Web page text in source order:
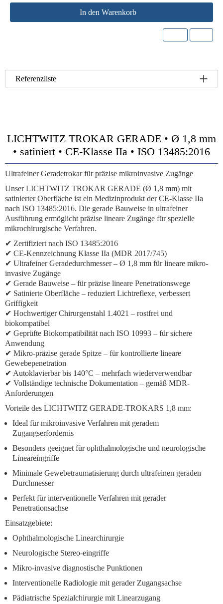
In den Warenkorb
Referenzliste
LICHTWITZ TROKAR GERADE • Ø 1,8 mm
• satiniert • CE-Klasse IIa • ISO 13485:2016
Ultrafeiner Geradetrokar für präzise mikroinvasive Zugänge
Unser LICHTWITZ TROKAR GERADE (Ø 1,8 mm) mit
satinierter Oberfläche ist ein Medizinprodukt der CE-Klasse IIa
nach ISO 13485:2016. Die gerade Bauweise in ultrafeiner
Ausführung ermöglicht präzise lineare Zugänge für spezielle
mikrochirurgische Verfahren.
✔ Zertifiziert nach ISO 13485:2016
✔ CE-Kennzeichnung Klasse IIa (MDR 2017/745)
✔ Ultrafeiner Geradedurchmesser – Ø 1,8 mm für lineare mikro-
invasive Zugänge
✔ Gerade Bauweise – für präzise lineare Penetrationswege
✔ Satinierte Oberfläche – reduziert Lichtreflexe, verbessert
Griffigkeit
✔ Hochwertiger Chirurgenstahl 1.4021 – rostfrei und
biokompatibel
✔ Geprüfte Biokompatibilität nach ISO 10993 – für sichere
Anwendung
✔ Mikro-präzise gerade Spitze – für kontrollierte lineare
Gewebepenetration
✔ Autoklavierbar bis 140°C – mehrfach wiederverwendbar
✔ Vollständige technische Dokumentation – gemäß MDR-
Anforderungen
Vorteile des LICHTWITZ GERADE-TROKARS 1,8 mm:
Ideal für mikroinvasive Verfahren mit geradem
Zugangserfordernis
Besonders geeignet für ophthalmologische und neurologische
Lineareingriffe
Minimale Gewebetraumatisierung durch ultrafeinen geraden
Durchmesser
Perfekt für interventionelle Verfahren mit gerader
Penetrationsachse
Einsatzgebiete:
Ophthalmologische Linearchirurgie
Neurologische Stereo-eingriffe
Mikro-invasive diagnostische Punktionen
Interventionelle Radiologie mit gerader Zugangsachse
Pädiatrische Spezialchirurgie mit Linearzugang